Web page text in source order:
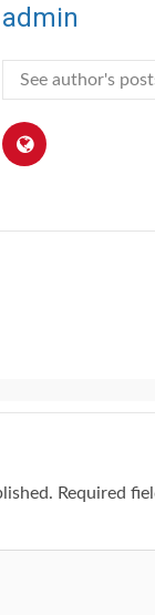
admin
See author's
Required